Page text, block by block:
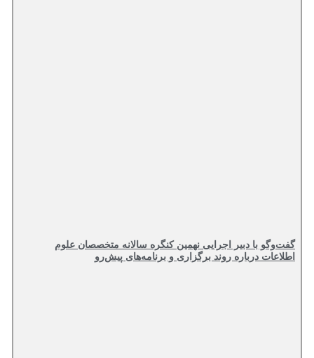
گفت‌وگو با دبیر اجرایی نهمین کنگره سالانه متخصصان علوم
اطلاعات درباره روند برگزاری و برنامه‌های پیش‌رو